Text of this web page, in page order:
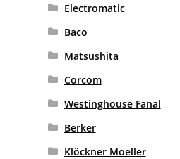
Electromatic
Baco
Matsushita
Corcom
Westinghouse Fanal
Berker
Klöckner Moeller